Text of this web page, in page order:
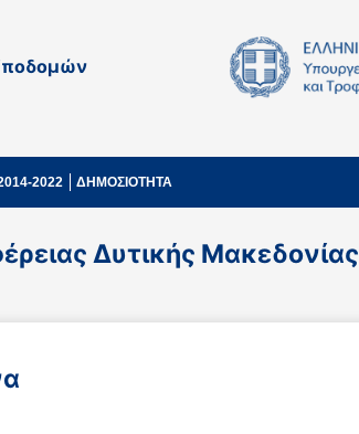
2022 ΔΗΜΟΣΙΟΤΗΤΑ
Δυτικής Μακεδονίας